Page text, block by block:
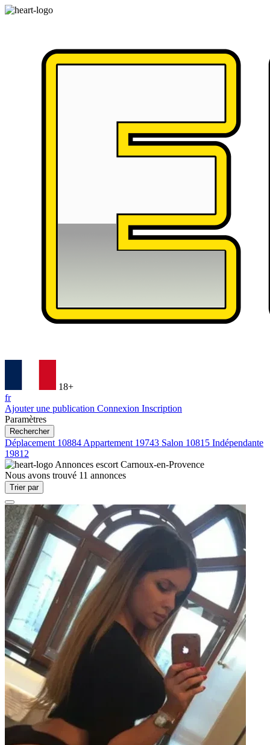
18+
fr
Ajouter une publication Connexion Inscription
Paramètres
Rechercher
Déplacement 10884 Appartement 19743 Salon 10815 Indépendante
19812
Annonces escort Carnoux-en-Provence
Nous avons trouvé 11 annonces
Trier par